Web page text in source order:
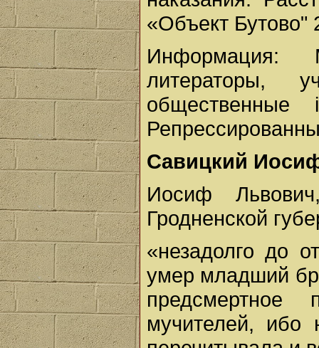
«Объект Бутово"
Информация:
литераторы,
общественные
Савицкий
Иосиф
Гродненской
«незадолго до
умер младший
мучителей, ибо